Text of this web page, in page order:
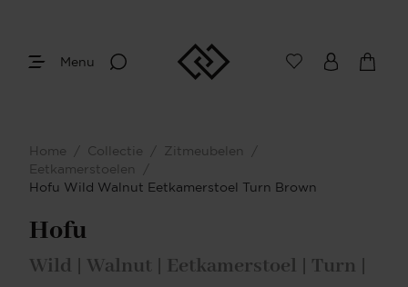
Menu
Home / Collectie / Zitmeubelen
/
Eetkamerstoelen
/
Hofu Wild Walnut Eetkamerstoel Turn Brown
Hofu
Wild | Walnut | Eetkamerstoel | Turn |